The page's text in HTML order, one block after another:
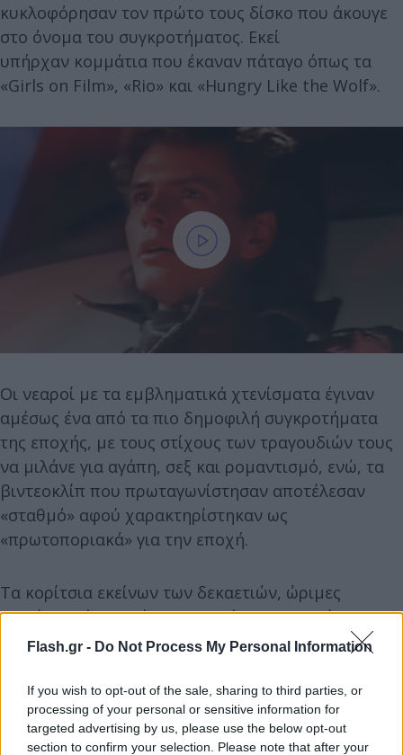
Flash.gr - Do Not Process My Personal Information
If you wish to opt-out of the sale, sharing to third parties, or
processing of your personal or sensitive information for
targeted advertising by us, please use the below opt-out
section to confirm your selection. Please note that after your
κυκλοφόρησαν τον πρώτο τους δίσκο που άκουγε
στο όνομα του συγκροτήματος. Εκεί
υπήρχαν κομμάτια που έκαναν πάταγο όπως τα
«Girls on Film», «Rio» και «Hungry Like the Wolf».
Οι νεαροί με τα εμβληματικά χτενίσματα έγιναν
αμέσως ένα από τα πιο δημοφιλή συγκροτήματα
της εποχής, με τους στίχους των τραγουδιών τους
να μιλάνε για αγάπη, σεξ και ρομαντισμό, ενώ, τα
βιντεοκλίπ που πρωταγωνίστησαν αποτέλεσαν
«σταθμό» αφού χαρακτηρίστηκαν ως
«πρωτοποριακά» για την εποχή.
Τα κορίτσια εκείνων των δεκαετιών, ώριμες
γυναίκες σήμερα, έκαναν ουρές για το χατίρι τους,
ενώ αφίσες τους κοσμούσαν κάθε δωμάτιο που ο
To soundtrack στην ταινία του Τζέιμς Μποντ